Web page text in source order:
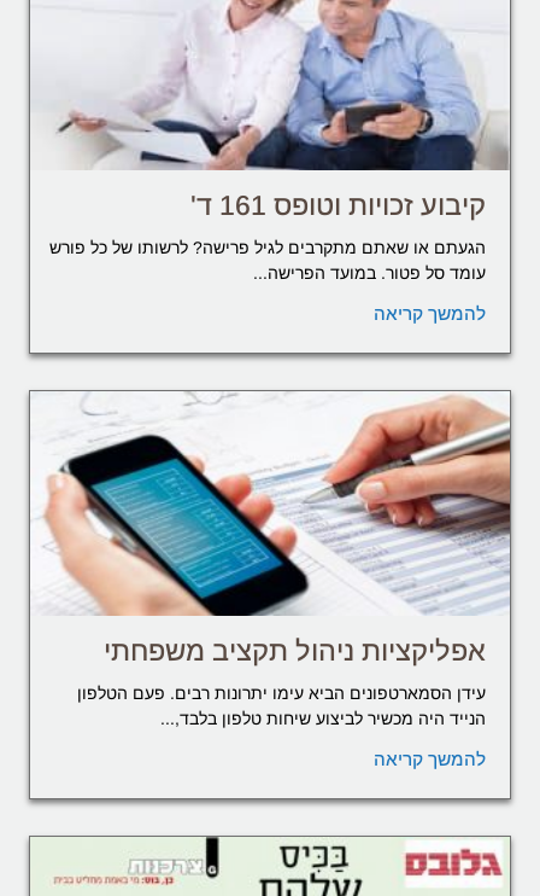
קיבוע זכויות וטופס 161 ד'
הגעתם או שאתם מתקרבים לגיל פרישה? לרשותו של כל פורש
עומד סל פטור. במועד הפרישה...
להמשך קריאה
אפליקציות ניהול תקציב משפחתי
עידן הסמארטפונים הביא עימו יתרונות רבים. פעם הטלפון
הנייד היה מכשיר לביצוע שיחות טלפון בלבד,...
להמשך קריאה